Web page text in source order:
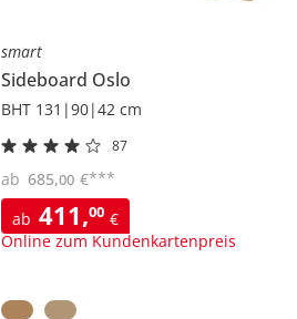
smart
Sideboard Oslo
BHT 131|90|42 cm
87
ab 411,00 €
Online zum Kundenkartenpreis
ab 685,00 €***